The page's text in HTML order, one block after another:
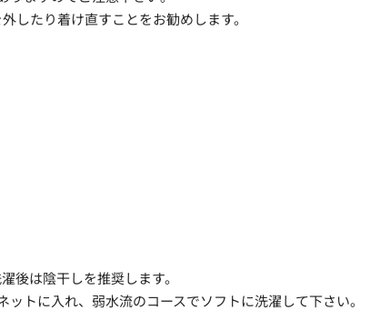
したり着け直すことをお勧めします。
後は陰干しを推奨します。
トに入れ、弱水流のコースでソフトに洗濯して下さい。